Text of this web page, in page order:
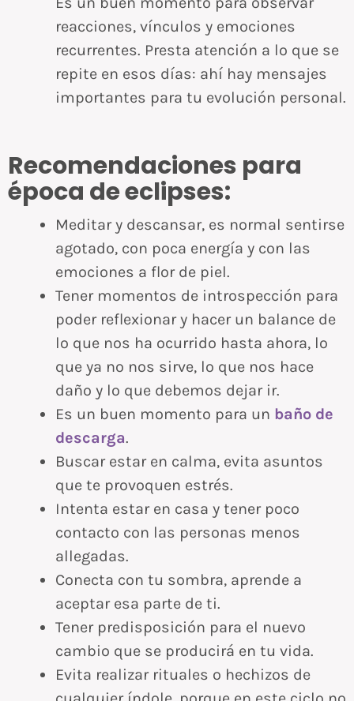
reacciones, vínculos y emociones
recurrentes. Presta atención a lo que se
repite en esos días: ahí hay mensajes
importantes para tu evolución personal.
Recomendaciones para
época de eclipses:
Meditar y descansar, es normal sentirse
agotado, con poca energía y con las
emociones a flor de piel.
Tener momentos de introspección para
poder reflexionar y hacer un balance de
lo que nos ha ocurrido hasta ahora, lo
que ya no nos sirve, lo que nos hace
daño y lo que debemos dejar ir.
Es un buen momento para un baño de
descarga.
Buscar estar en calma, evita asuntos
que te provoquen estrés.
Intenta estar en casa y tener poco
contacto con las personas menos
allegadas.
Conecta con tu sombra, aprende a
aceptar esa parte de ti.
Tener predisposición para el nuevo
cambio que se producirá en tu vida.
Evita realizar rituales o hechizos de